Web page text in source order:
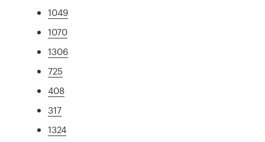
1049
1070
1306
725
408
317
1324